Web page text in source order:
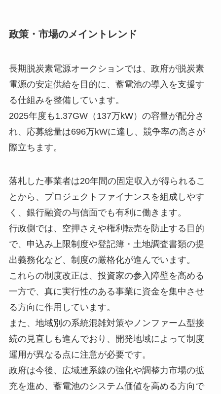
政策・市場のメイントレンド
長期脱炭素電源オークションでは、政府が脱炭素
電源の安定供給を目的に、蓄電池の導入を支援す
る仕組みを整備しています。
2025年度も1.37GW（137万kW）の容量が配分さ
れ、応募総量は696万kWに達し、競争率の高さが
際立ちます。
落札した事業者は20年間の固定収入が得られるこ
とから、プロジェクトファイナンスを組成しやす
く、銀行融資の与信面でも有利に働きます。
行政側では、空押さえや権利転売を防止する目的
で、申込み上限制度や登記簿・土地調査書類の提
出義務化など、制度の厳格化が進んでいます。
これらの制度改正は、投資家の参入障壁を高める
一方で、真に実行性のある事業に資金を集中させ
る方向に作用しています。
また、地域別の系統混雑対策やノンファーム型接
続の見直しも進んでおり、開発地域によって制度
運用が異なる点に注意が必要です。
政府は今後、広域連系線の強化や調整力市場の拡
充を進め、蓄電池のシステム価値を高める方向で